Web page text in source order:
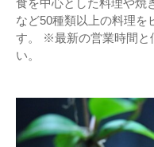
食を中心とした料理や焼
など50種類以上の料理を
す。 ※最新の営業時間と
い。